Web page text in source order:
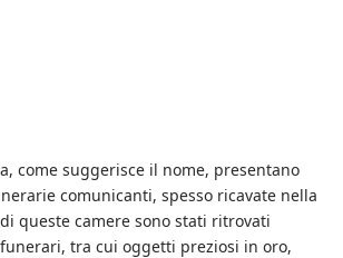
come suggerisce il nome, presentano
comunicanti, spesso ricavate nella
queste camere sono stati ritrovati
tra cui oggetti preziosi in oro,